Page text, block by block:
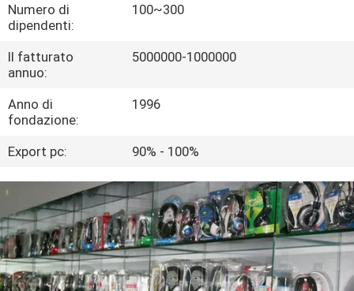
GIRO
DELLA
FABBRICA
CONTROLLO
DI
QUALITÀ
CONTATTICI
Numero di
dipendenti:
100~300
Il fatturato
annuo:
5000000-1000000
Anno di
fondazione:
1996
Export pc: 90% - 100%